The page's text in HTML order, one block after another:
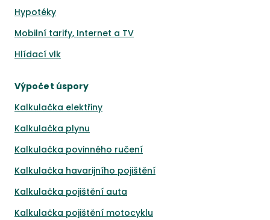
Hypotéky
Mobilní tarify, Internet a TV
Hlídací vlk
Výpočet úspory
Kalkulačka elektřiny
Kalkulačka plynu
Kalkulačka povinného ručení
Kalkulačka havarijního pojištění
Kalkulačka pojištění auta
Kalkulačka pojištění motocyklu